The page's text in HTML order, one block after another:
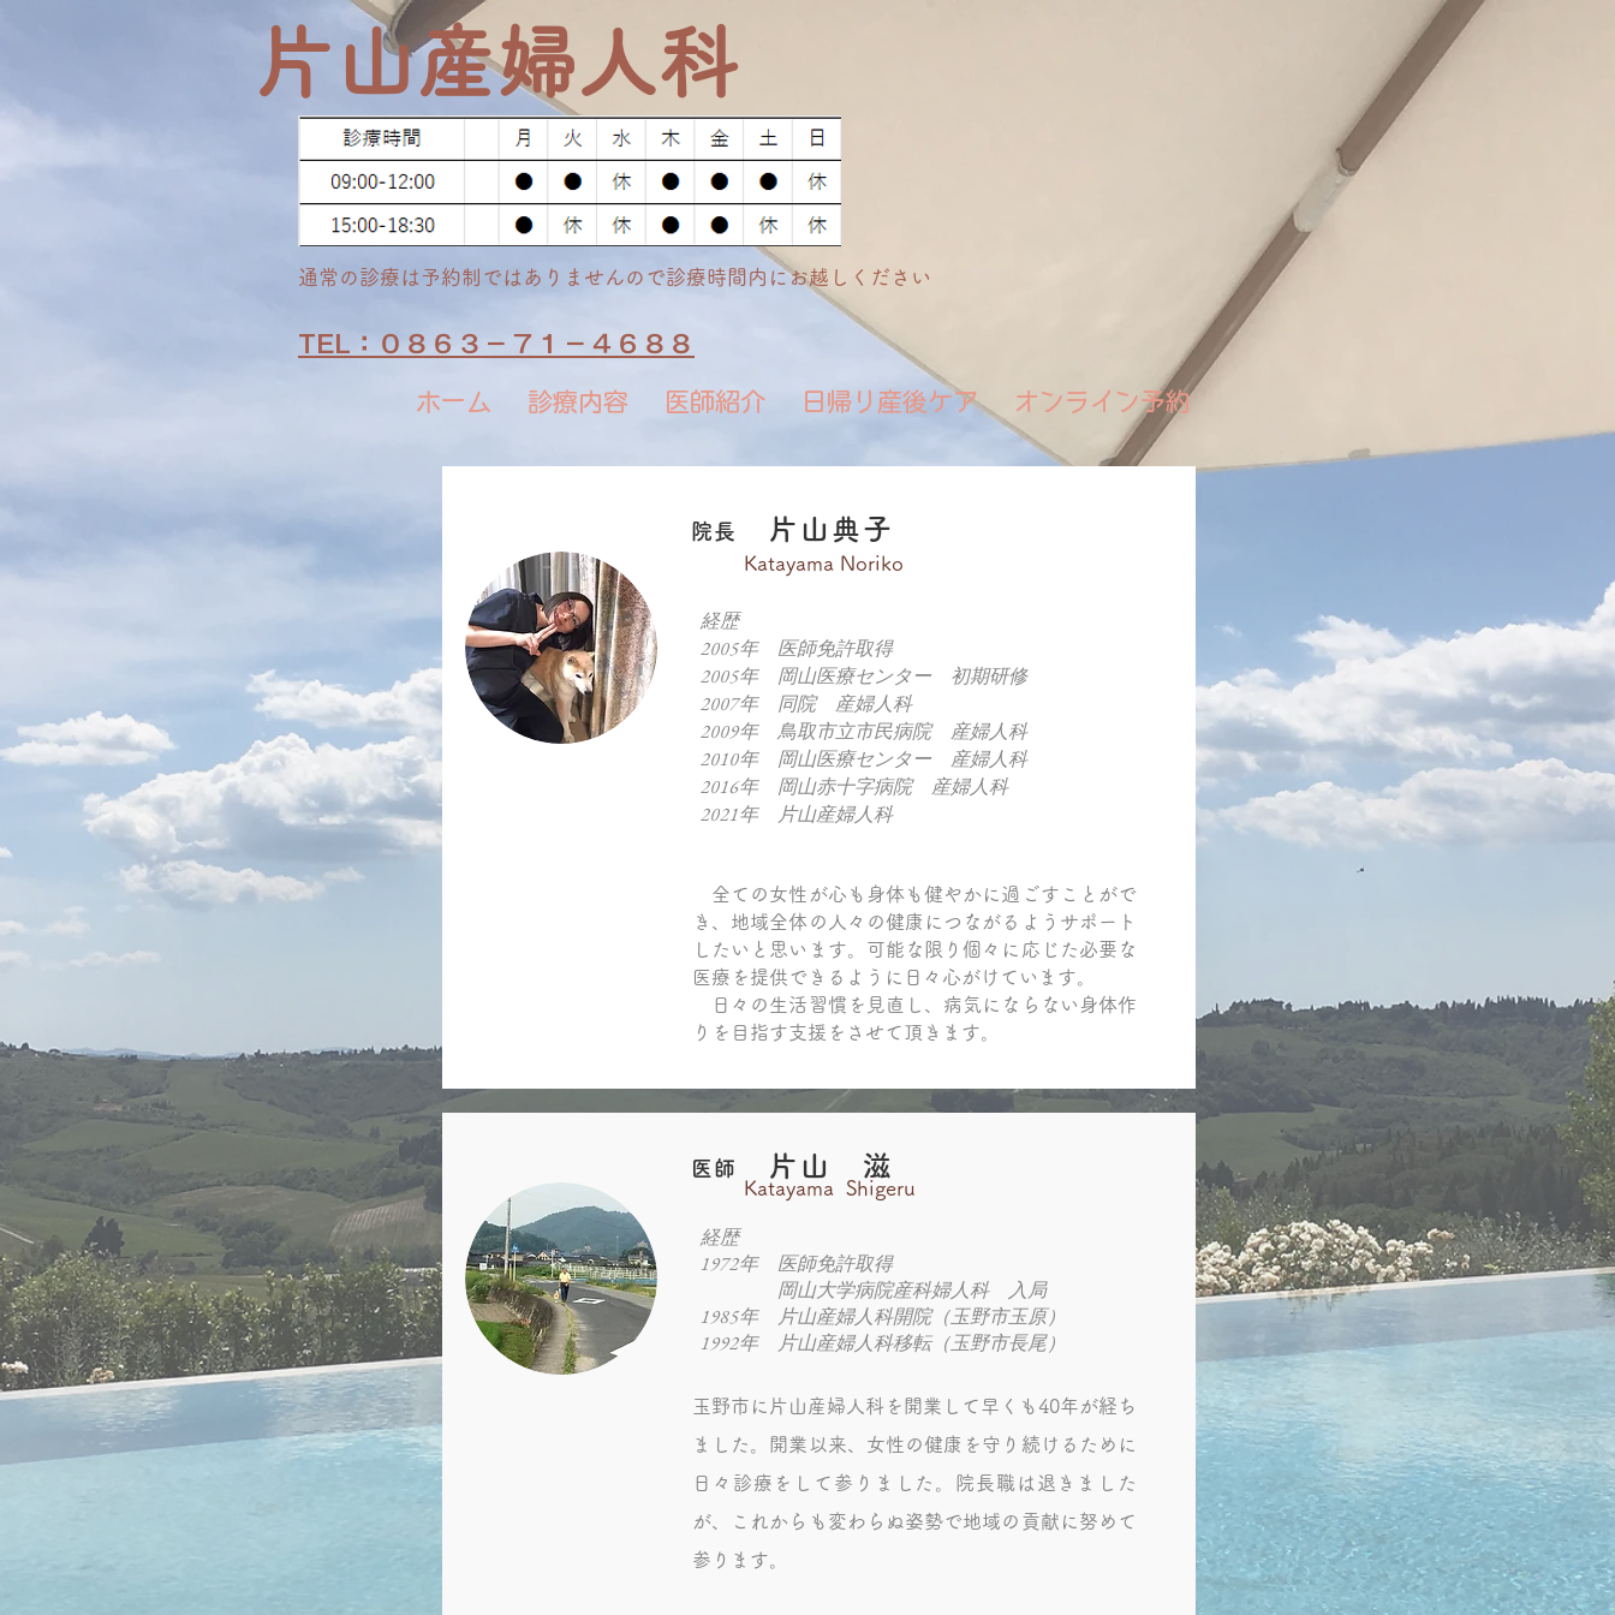
​片山産婦人科
TEL：０８６３－７１－４６８８
ホーム 診療内容 医師紹介 日帰り産後ケア オンライン予約
通常の​診療は予約制ではありませんので診療時間内にお越しください
院長 片山典子
Katayama Noriko
経歴
2005年 医師免許取得
2005年 岡山医療センター 初期研修
2007年 同院 産婦人科
2009年 鳥取市立市民病院 産婦人科
2010年 岡山医療センター 産婦人科
2016年 岡山赤十字病院 産婦人科
2021年 片山産婦人科
全ての女性が心も身体も健やかに過ごすことがで
き、地域全体の人々の健康につながるようサポート
したいと思います。可能な限り個々に応じた必要な
医療を提供できるように日々心がけています。
日々の生活習慣を見直し、病気にならない身体作
りを目指す支援をさせて頂きます。
医師 片山 滋
Katayama Shigeru
経歴
​1972年 医師免許取得
岡山大学病院産科婦人科 入局
1985年 片山産婦人科開院（玉野市玉原）
​1992年 片山産婦人科移転（玉野市長尾）
玉野市に片山産婦人科を開業して早くも40年が経ち
ました。開業以来、女性の健康を守り続けるために
日々診療をして参りました。院長職は退きました
が、これからも変わらぬ姿勢で地域の貢献に努めて
参ります。